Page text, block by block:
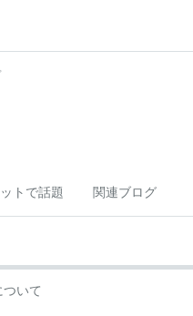
トで話題 関連ブログ
いて